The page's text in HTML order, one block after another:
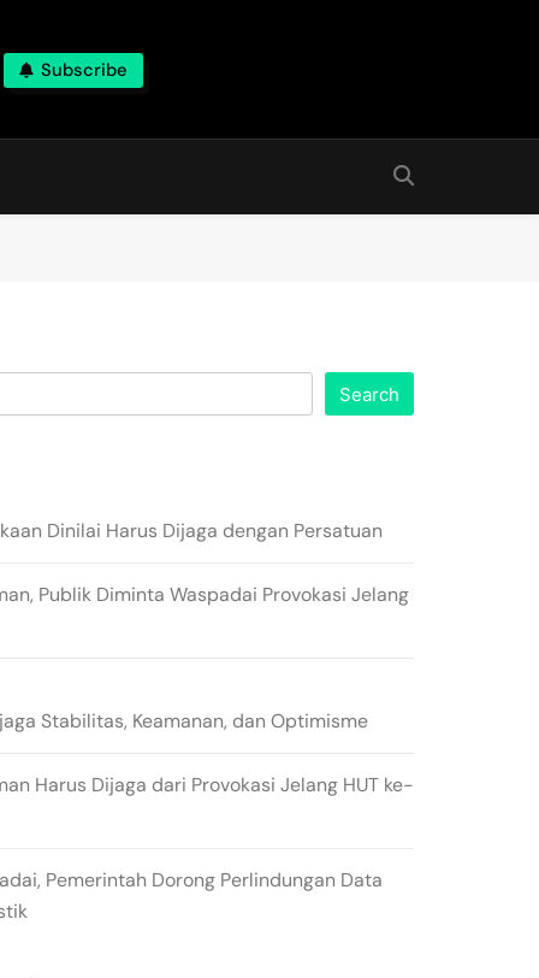
Subscribe
Search
Dinilai Harus Dijaga dengan Persatuan
Publik Diminta Waspadai Provokasi Jelang
Stabilitas, Keamanan, dan Optimisme
Harus Dijaga dari Provokasi Jelang HUT ke-
Pemerintah Dorong Perlindungan Data